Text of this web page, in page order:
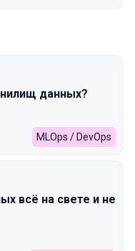
данных?
MLOps / DevOps
всё на свете и не